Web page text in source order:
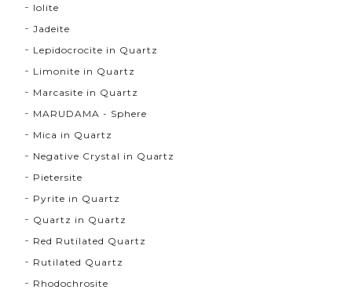
Iolite
Jadeite
Lepidocrocite in Quartz
Limonite in Quartz
Marcasite in Quartz
MARUDAMA - Sphere
Mica in Quartz
Negative Crystal in Quartz
Pietersite
Pyrite in Quartz
Quartz in Quartz
Red Rutilated Quartz
Rutilated Quartz
Rhodochrosite